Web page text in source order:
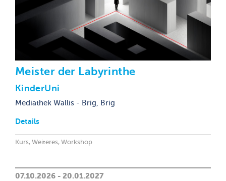
Meister der Labyrinthe
KinderUni
Mediathek Wallis - Brig, Brig
Details
Kurs, Weiteres, Workshop
07.10.2026 - 20.01.2027